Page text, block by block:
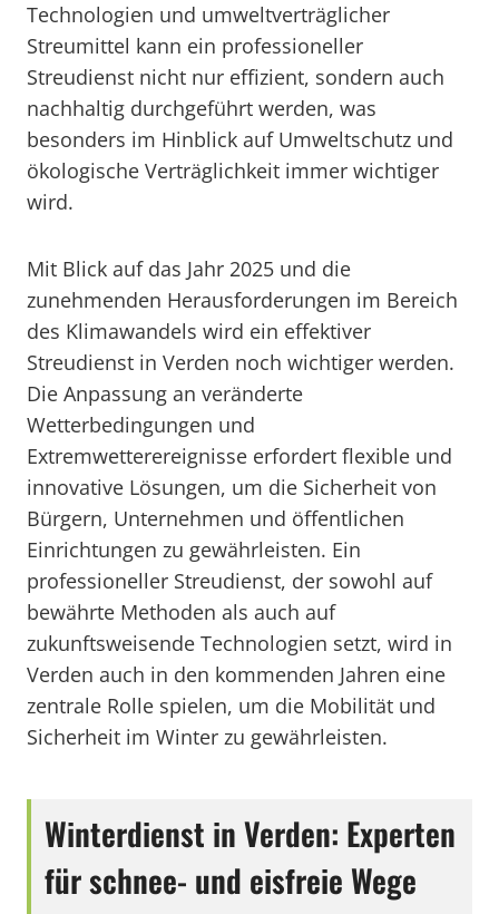
Technologien und umweltverträglicher
Streumittel kann ein professioneller
Streudienst nicht nur effizient, sondern auch
nachhaltig durchgeführt werden, was
besonders im Hinblick auf Umweltschutz und
ökologische Verträglichkeit immer wichtiger
wird.
Mit Blick auf das Jahr 2025 und die
zunehmenden Herausforderungen im Bereich
des Klimawandels wird ein effektiver
Streudienst in Verden noch wichtiger werden.
Die Anpassung an veränderte
Wetterbedingungen und
Extremwetterereignisse erfordert flexible und
innovative Lösungen, um die Sicherheit von
Bürgern, Unternehmen und öffentlichen
Einrichtungen zu gewährleisten. Ein
professioneller Streudienst, der sowohl auf
bewährte Methoden als auch auf
zukunftsweisende Technologien setzt, wird in
Verden auch in den kommenden Jahren eine
zentrale Rolle spielen, um die Mobilität und
Sicherheit im Winter zu gewährleisten.
Winterdienst in Verden: Experten
für schnee- und eisfreie Wege